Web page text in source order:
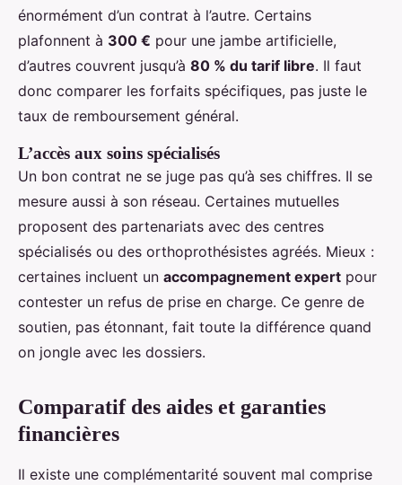
énormément d’un contrat à l’autre. Certains
plafonnent à 300 € pour une jambe artificielle,
d’autres couvrent jusqu’à 80 % du tarif libre. Il faut
donc comparer les forfaits spécifiques, pas juste le
taux de remboursement général.
L’accès aux soins spécialisés
Un bon contrat ne se juge pas qu’à ses chiffres. Il se
mesure aussi à son réseau. Certaines mutuelles
proposent des partenariats avec des centres
spécialisés ou des orthoprothésistes agréés. Mieux :
certaines incluent un accompagnement expert pour
contester un refus de prise en charge. Ce genre de
soutien, pas étonnant, fait toute la différence quand
on jongle avec les dossiers.
Comparatif des aides et garanties
financières
Il existe une complémentarité souvent mal comprise